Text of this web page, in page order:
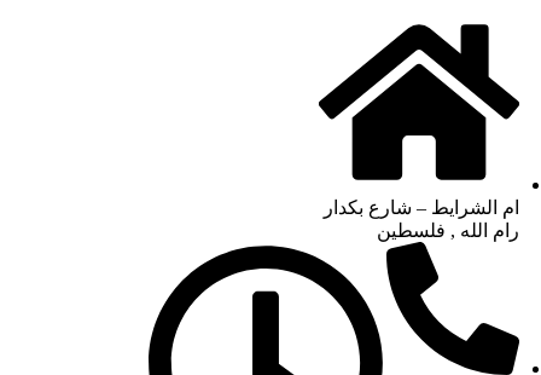
ام الشرايط – شارع بكدار
رام الله , فلسطين